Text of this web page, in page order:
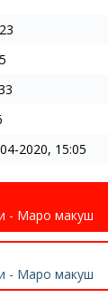
2020, 15:05
- Маро макуш
- Маро макуш